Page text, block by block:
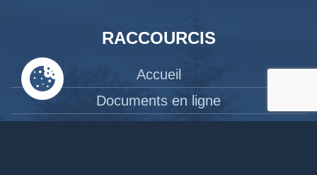
RACCOURCIS
Accueil
Documents en ligne